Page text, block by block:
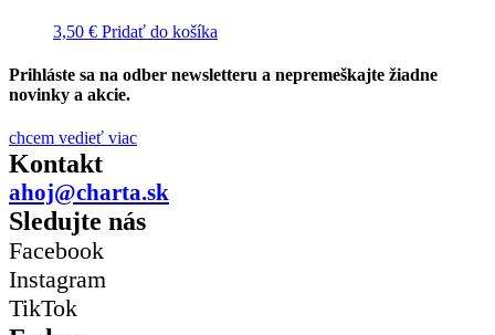
3,50 € Pridať do košíka
Prihláste sa na odber newsletteru a nepremeškajte žiadne
novinky a akcie.
chcem vedieť viac
Kontakt
ahoj@charta.sk
Sledujte nás
Facebook
Instagram
TikTok